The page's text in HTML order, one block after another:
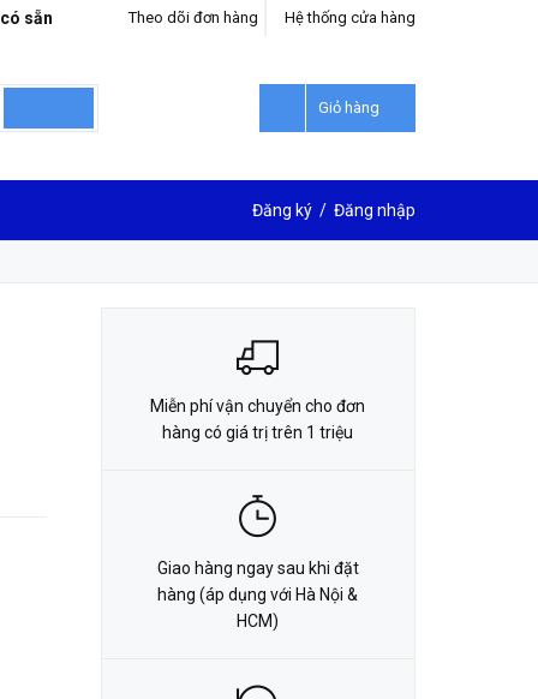
sẵn Hệ thống cửa hàng
Theo dõi đơn hàng
Giỏ hàng
Đăng ký / Đăng nhập
LIÊN HỆ ĐẶT HÀNG
Miễn phí vận chuyển cho đơn
hàng có giá trị trên 1 triệu
Giao hàng ngay sau khi đặt
hàng (áp dụng với Hà Nội &
HCM)